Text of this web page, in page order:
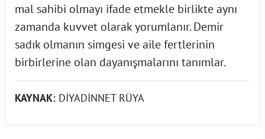
mal sahibi olmayı ifade etmekle birlikte aynı
zamanda kuvvet olarak yorumlanır. Demir
sadık olmanın simgesi ve aile fertlerinin
birbirlerine olan dayanışmalarını tanımlar.
KAYNAK: DİYADİNNET RÜYA